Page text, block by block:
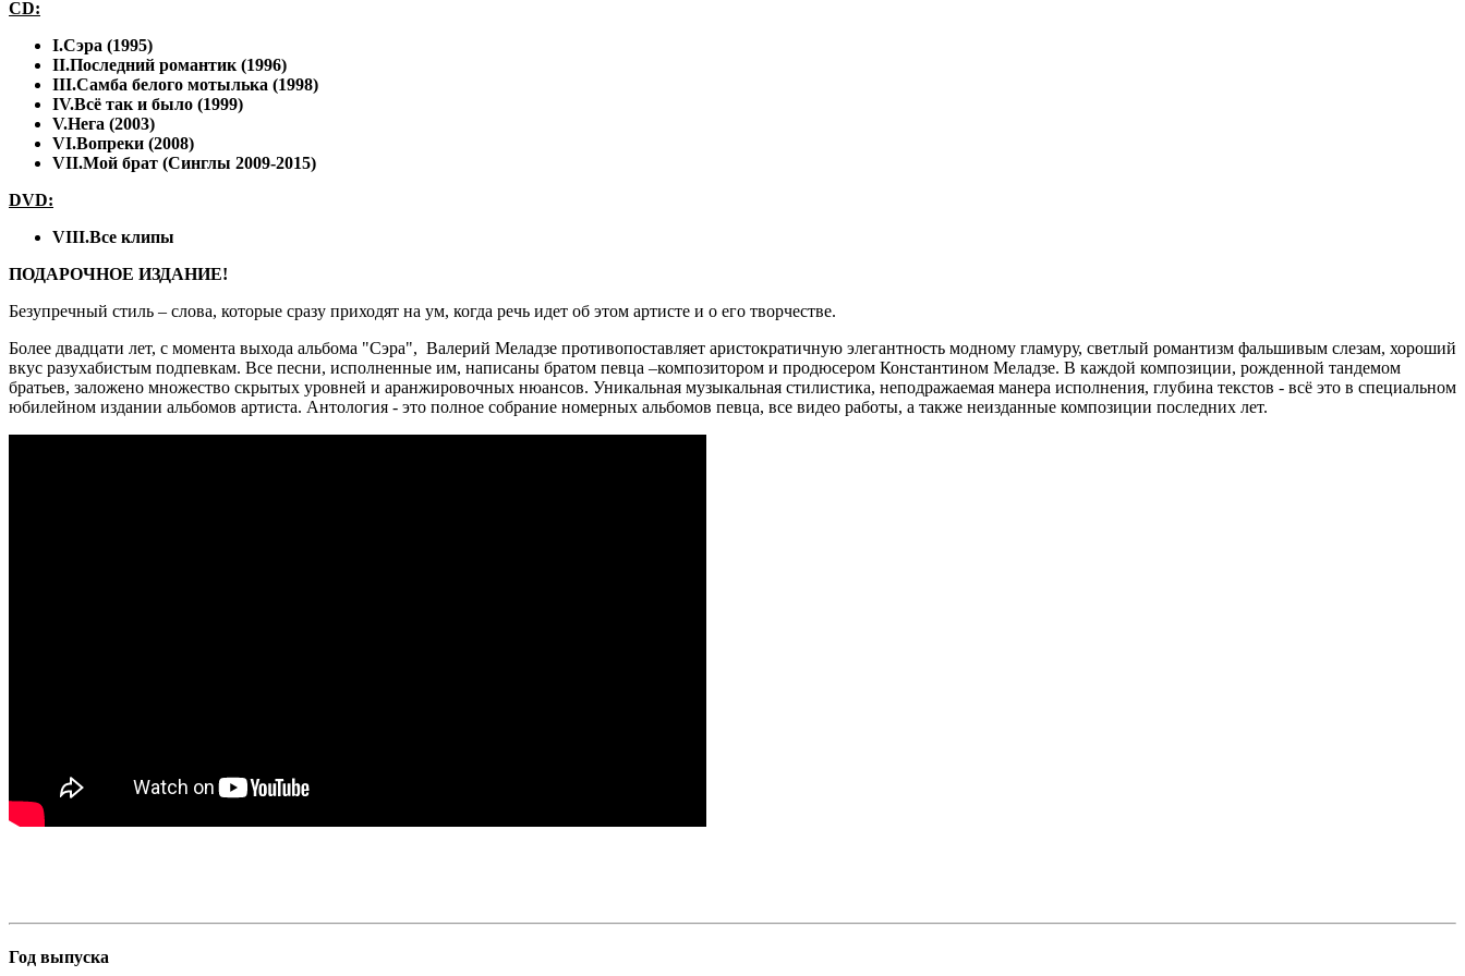
CD:
I.Сэра (1995)
II.Последний романтик (1996)
III.Самба белого мотылька (1998)
IV.Всё так и было (1999)
V.Нега (2003)
VI.Вопреки (2008)
VII.Мой брат (Синглы 2009-2015)
DVD:
VIII.Все клипы
ПОДАРОЧНОЕ ИЗДАНИЕ!
Безупречный стиль – слова, которые сразу приходят на ум, когда речь идет об этом артисте и о его творчестве.
Более двадцати лет, с момента выхода альбома "Сэра", Валерий Меладзе противопоставляет аристократичную элегантность модному гламуру, светлый романтизм фальшивым слезам, хороший
вкус разухабистым подпевкам. Все песни, исполненные им, написаны братом певца –композитором и продюсером Константином Меладзе. В каждой композиции, рожденной тандемом
братьев, заложено множество скрытых уровней и аранжировочных нюансов. Уникальная музыкальная стилистика, неподражаемая манера исполнения, глубина текстов - всё это в специальном
юбилейном издании альбомов артиста. Антология - это полное собрание номерных альбомов певца, все видео работы, а также неизданные композиции последних лет.
Год выпуска